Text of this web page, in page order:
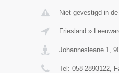
Niet gevestigd in
Friesland »
Johannesleane 1,
Tel: 058-2893122,